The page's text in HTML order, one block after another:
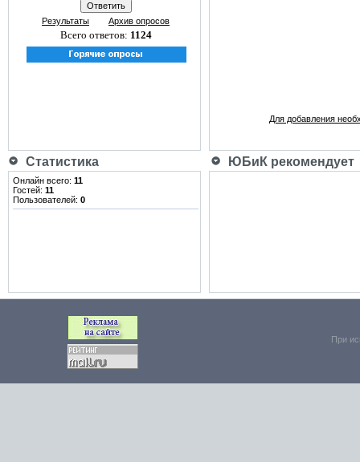
Результаты Архив опросов
Всего ответов: 1124
Для добавления
Статистика ЮБиК рекомендует
Онлайн всего: 11
Гостей: 11
Пользователей: 0
При